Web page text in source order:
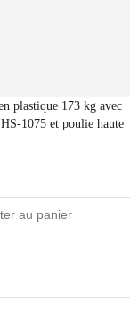
plastique 173 kg avec
1075 et poulie haute
au panier